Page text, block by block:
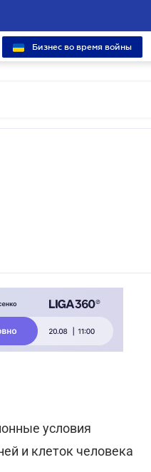
Бизнес во время войны
условия
и клеток человека